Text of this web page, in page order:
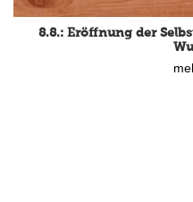
8.8.: Eröffnung der